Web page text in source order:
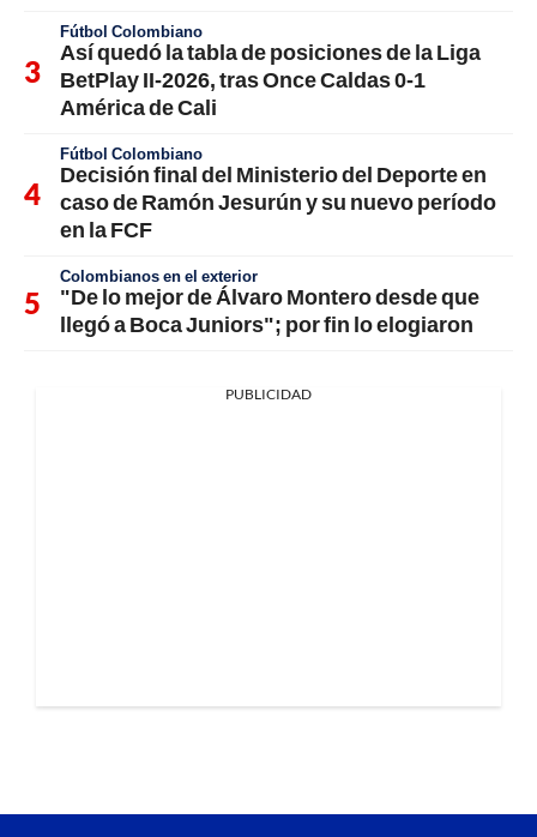
Fútbol Colombiano
Así quedó la tabla de posiciones de la Liga
BetPlay II-2026, tras Once Caldas 0-1
América de Cali
Fútbol Colombiano
Decisión final del Ministerio del Deporte en
caso de Ramón Jesurún y su nuevo período
en la FCF
Colombianos en el exterior
"De lo mejor de Álvaro Montero desde que
llegó a Boca Juniors"; por fin lo elogiaron
PUBLICIDAD